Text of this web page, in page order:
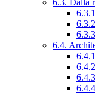
6.3. Dalla
6.4.